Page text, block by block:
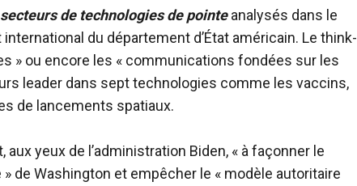
de technologies de pointeanalysés dans le
du département d’État américain. Le think-
» ou encore les « communications fondées sur les
leader dans sept technologies comme les vaccins,
de lancements spatiaux.
yeux de l’administration Biden, « à façonner le
de Washington et empêcher le « modèle autoritaire